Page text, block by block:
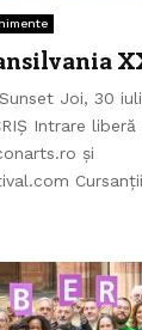
Joi, 30
Intrare
și